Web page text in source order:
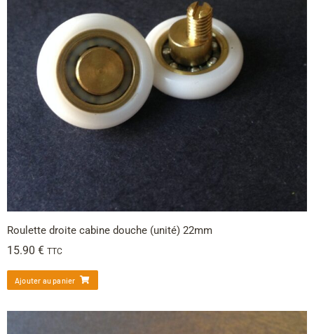
Roulette droite cabine douche (unité) 22mm
15.90 € TTC
Ajouter au panier